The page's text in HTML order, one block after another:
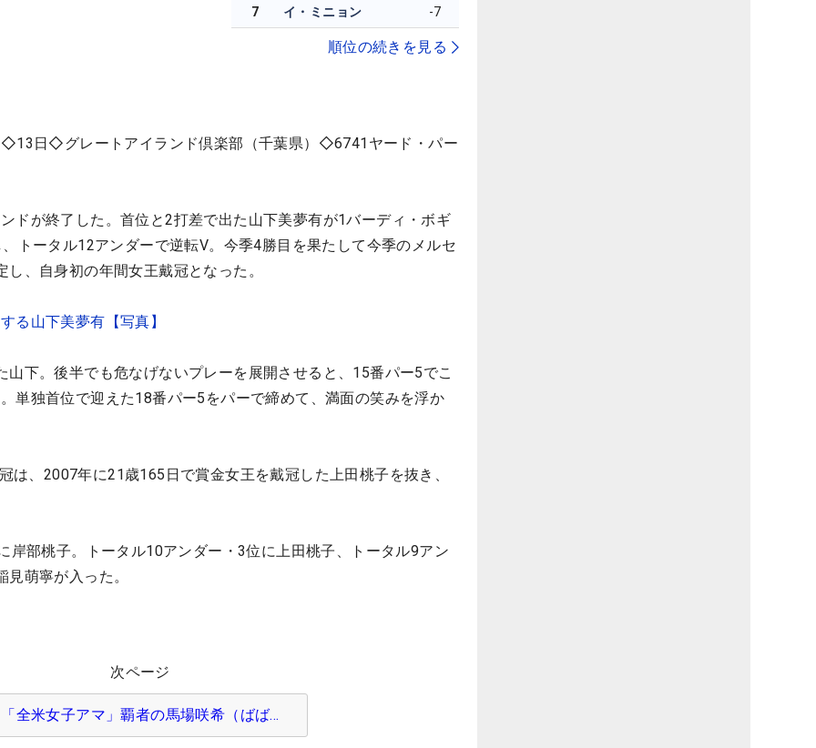
7 イ・ミニョン -7
順位の続きを見る
日◇グレートアイランド倶楽部（千葉県）◇6741ヤード・パー
ドが終了した。首位と2打差で出た山下美夢有が1バーディ・ボギ
トータル12アンダーで逆転V。今季4勝目を果たして今季のメルセ
、自身初の年間女王戴冠となった。
る山下美夢有【写真】
山下。後半でも危なげないプレーを展開させると、15番パー5でこ
単独首位で迎えた18番パー5をパーで締めて、満面の笑みを浮か
は、2007年に21歳165日で賞金女王を戴冠した上田桃子を抜き、
岸部桃子。トータル10アンダー・3位に上田桃子、トータル9アン
萌寧が入った。
次ページ
「全米女子アマ」覇者の馬場咲希（ばば…